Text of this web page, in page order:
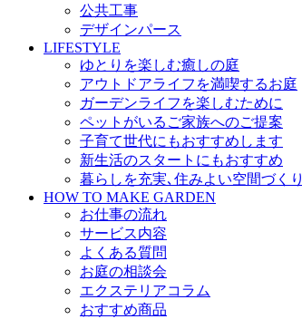
公共工事
デザインパース
LIFESTYLE
ゆとりを楽しむ癒しの庭
アウトドアライフを満喫するお庭
ガーデンライフを楽しむために
ペットがいるご家族へのご提案
子育て世代にもおすすめします
新生活のスタートにもおすすめ
暮らしを充実､住みよい空間づくり
HOW TO MAKE GARDEN
お仕事の流れ
サービス内容
よくある質問
お庭の相談会
エクステリアコラム
おすすめ商品